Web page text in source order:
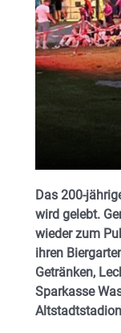
Das
wird gelebt.
wieder zum
ihren
Getränken,
Sparkasse